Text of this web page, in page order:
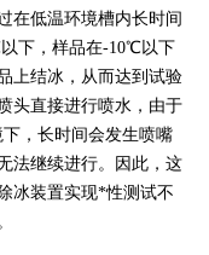
低温环境槽内长时间
下，样品在-10℃以下
上结冰，从而达到试验
头直接进行喷水，由于
，长时间会发生喷嘴
法继续进行。因此，这
冰装置实现*性测试不